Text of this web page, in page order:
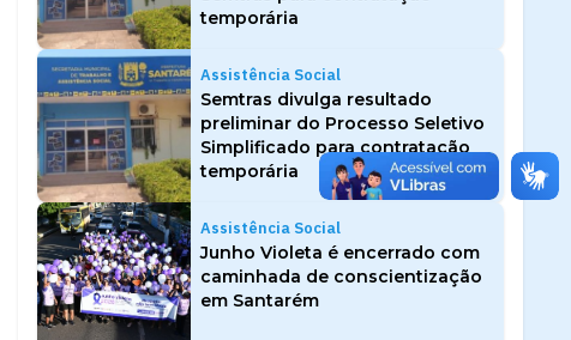
temporária
Assistência Social
Semtras divulga resultado
preliminar do Processo Seletivo
Simplificado para contratação
temporária
Assistência Social
Junho Violeta é encerrado com
caminhada de conscientização
em Santarém